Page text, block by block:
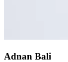
Adnan Bali